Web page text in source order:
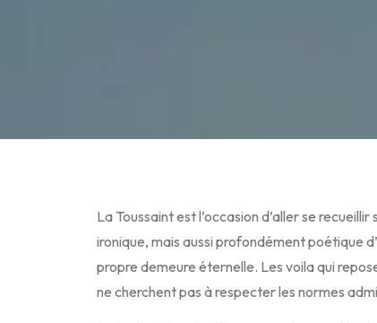
La Toussaint est l’occasion d’aller se
ironique, mais aussi profondément poétique
propre demeure éternelle. Les voila qui
ne cherchent pas à respecter les normes